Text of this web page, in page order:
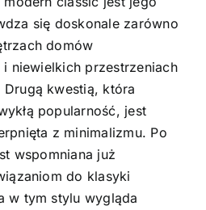
się doskonale zarówno
domów
niewielkich przestrzeniach
kwestią, która
popularność, jest
z minimalizmu. Po
wspomniana już
do klasyki
w tym stylu wygląda